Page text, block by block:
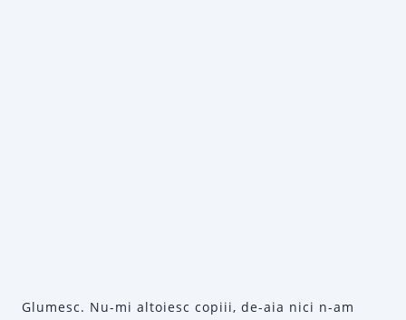
Glumesc. Nu-mi altoiesc copiii, de-aia nici n-am